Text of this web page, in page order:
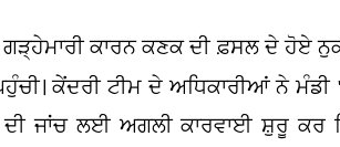
ਕਾਰਨ ਕਣਕ ਦੀ ਫ਼ਸਲ ਦੇ ਹੋਏ
ਕੇਂਦਰੀ ਟੀਮ ਦੇ ਅਧਿਕਾਰੀਆਂ ਨੇ
ਜਾਂਚ ਲਈ ਅਗਲੀ ਕਾਰਵਾਈ ਸ਼ੁਰੂ ਕਰ